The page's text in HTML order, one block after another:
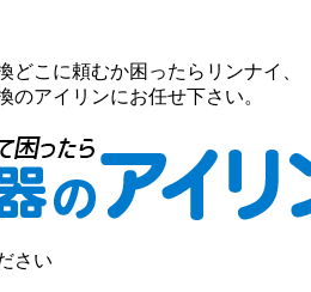
どこに頼むか困ったらリンナイ、
のアイリンにお任せ下さい。
さい